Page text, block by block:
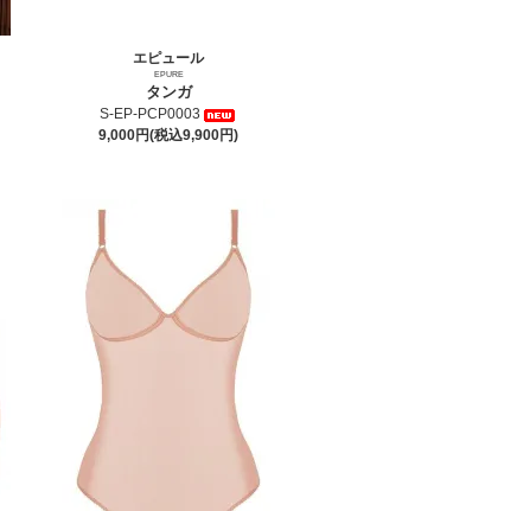
エピュール
EPURE
タンガ
S-EP-PCP0003
9,000円(税込9,900円)